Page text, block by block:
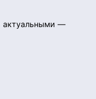
актуальными —